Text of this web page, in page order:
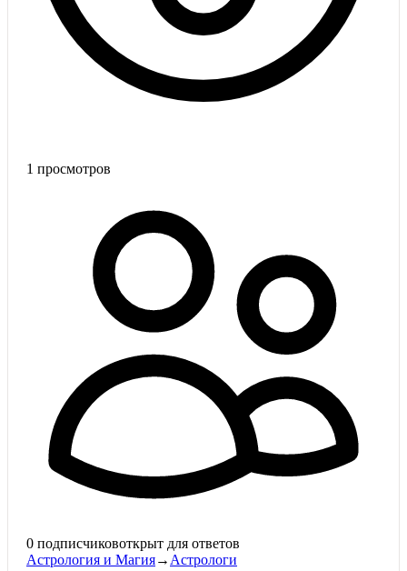
1 просмотров
0 подписчиковоткрыт для ответов
Астрология и Магия→ Астрологи